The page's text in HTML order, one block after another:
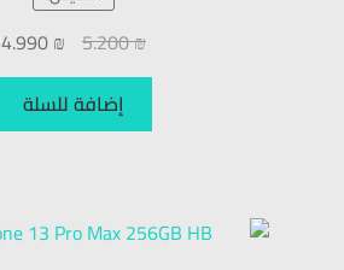
5.200₪
4.990₪
إضافة للسلة